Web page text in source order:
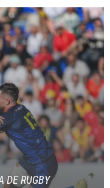
DE RUGBY